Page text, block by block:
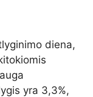
diena,
yra 3,3%,